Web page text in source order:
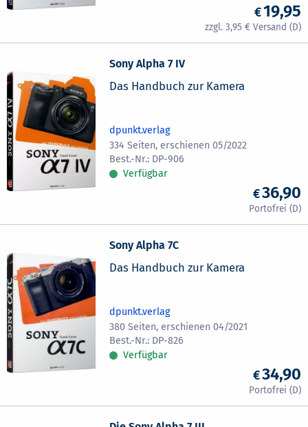
19,95
3,95
Sony Alpha 7 IV
Das Handbuch zur Kamera
dpunkt.verlag
334 Seiten, erschienen 05/2022
DP-906
Verfügbar
36,90
Sony Alpha 7C
Das Handbuch zur Kamera
dpunkt.verlag
380 Seiten, erschienen 04/2021
DP-826
Verfügbar
34,90